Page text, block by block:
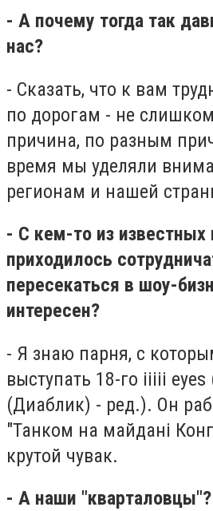
- А почему тогда так
нас?
- Сказать, что к вам
по дорогам - не
причина, по разным
время мы уделяли
регионам и нашей
- С кем-то из
приходилось
пересекаться в шоу-
интересен?
- Я знаю парня, с
выступать 18-го iiiii
(Диаблик) - ред.). Он
"Танком на майдані
крутой чувак.
- А наши "кварталовцы"?